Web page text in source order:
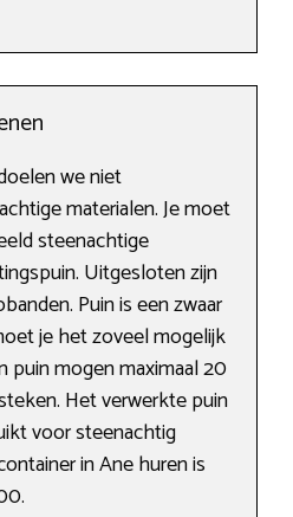
we niet
materialen. Je moet
steenachtige
Uitgesloten zijn
Puin is een zwaar
je het zoveel mogelijk
puin mogen maximaal 20
Het verwerkte puin
voor steenachtig
in Ane huren is